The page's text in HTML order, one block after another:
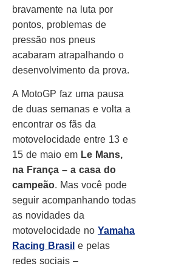
bravamente na luta por
pontos, problemas de
pressão nos pneus
acabaram atrapalhando o
desenvolvimento da prova.
A MotoGP faz uma pausa
de duas semanas e volta a
encontrar os fãs da
motovelocidade entre 13 e
15 de maio em Le Mans,
na França – a casa do
campeão. Mas você pode
seguir acompanhando todas
as novidades da
motovelocidade no Yamaha
Racing Brasil e pelas
redes sociais –